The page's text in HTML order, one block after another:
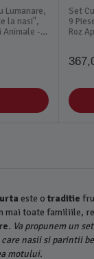
Lumanare,
la nasi",
Animale -
Set
9
Roz
este otraditie
mai toate familiile,
. Va propunem un
nasii si parintii
motului.